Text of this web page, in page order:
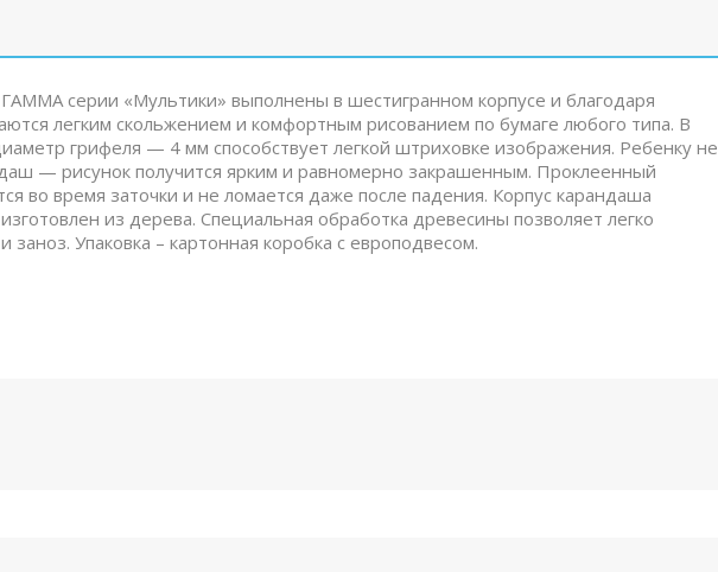
серии «Мультики» выполнены в шестигранном корпусе и благодаря
легким скольжением и комфортным рисованием по бумаге любого типа. В
грифеля — 4 мм способствует легкой штриховке изображения. Ребенку не
— рисунок получится ярким и равномерно закрашенным. Проклеенный
во время заточки и не ломается даже после падения. Корпус карандаша
из дерева. Специальная обработка древесины позволяет легко
Упаковка – картонная коробка с европодвесом.